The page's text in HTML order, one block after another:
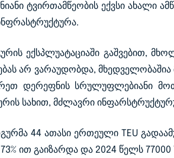
ტვირთამწეობის ექვსი ახალი
ექსპლუატაციაში გაშვებით,
არ ვარაუდობდა, მხედველობაშია
დერეფნის სრულუფლებიანი
სახით, მძლავრი
44 ათასი ერთეული TEU
ით გაიზარდა და 2024 წელს 77000